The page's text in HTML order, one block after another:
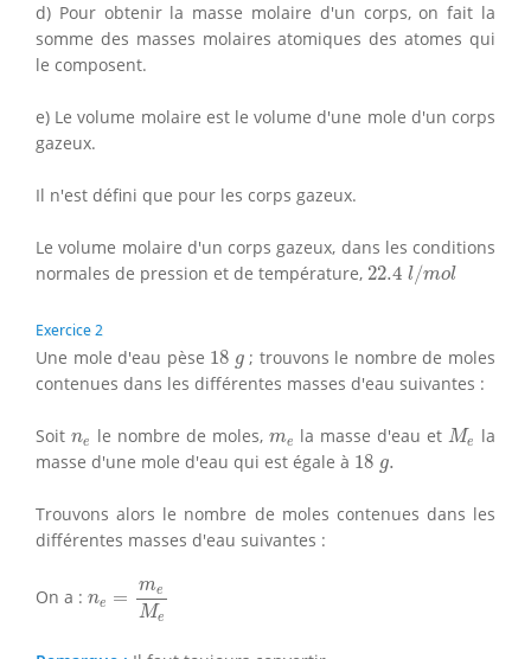
d) Pour obtenir la masse molaire d'un corps, on fait la
somme des masses molaires atomiques des atomes qui
le composent.
e) Le volume molaire est le volume d'une mole d'un corps
gazeux.
Il n'est défini que pour les corps gazeux.
Le volume molaire d'un corps gazeux, dans les conditions
normales de pression et de température, 22.4 l/mol
22.4 l /m ol
Exercice 2
Une mole d'eau pèse 18 g
18 g; trouvons le nombre de moles
contenues dans les différentes masses d'eau suivantes :
Soit ne
ne le nombre de moles, me
me la masse d'eau etMe
Me la
masse d'une mole d'eau qui est égale à 18 g.
18 g
Trouvons alors le nombre de moles contenues dans les
différentes masses d'eau suivantes :
On a : ne =
me
Me
meM